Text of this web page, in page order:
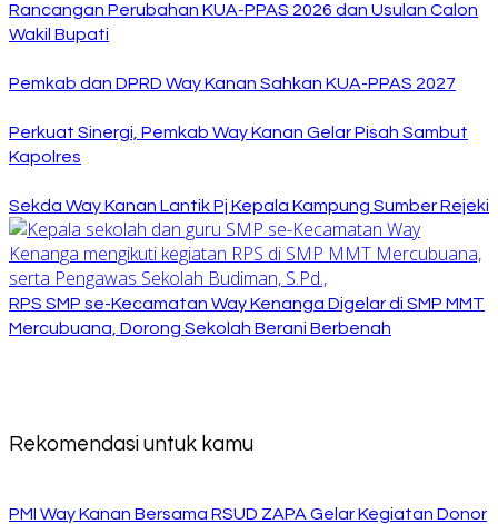
Rancangan Perubahan KUA-PPAS 2026 dan Usulan Calon
Wakil Bupati
Pemkab dan DPRD Way Kanan Sahkan KUA-PPAS 2027
Perkuat Sinergi, Pemkab Way Kanan Gelar Pisah Sambut
Kapolres
Sekda Way Kanan Lantik Pj Kepala Kampung Sumber Rejeki
RPS SMP se-Kecamatan Way Kenanga Digelar di SMP MMT
Mercubuana, Dorong Sekolah Berani Berbenah
Rekomendasi untuk kamu
PMI Way Kanan Bersama RSUD ZAPA Gelar Kegiatan Donor